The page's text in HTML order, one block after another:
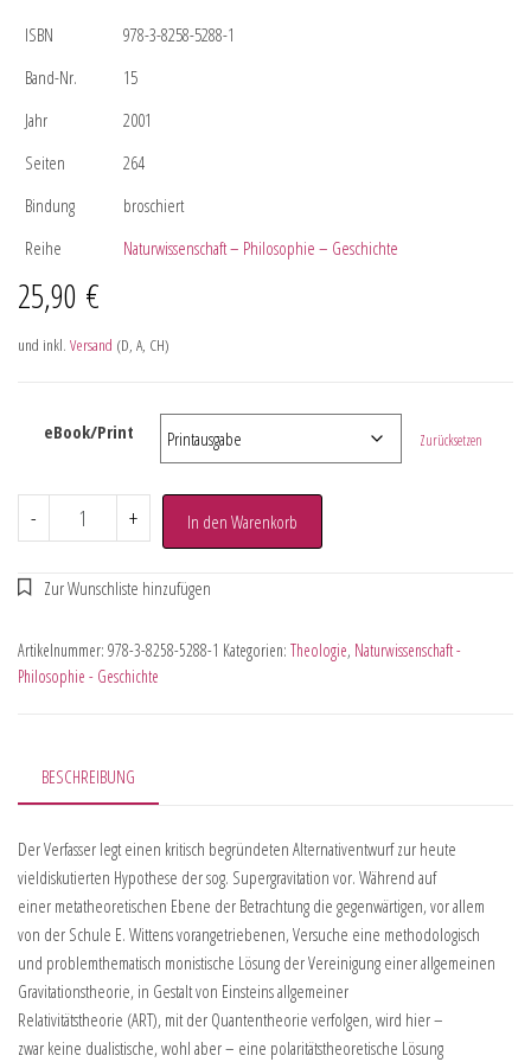
ISBN
978-3-8258-5288-1
Band-Nr.
15
Jahr
2001
Seiten
264
Bindung
broschiert
Reihe
Naturwissenschaft – Philosophie – Geschichte
25,90 €
und inkl. Versand (D, A, CH)
eBook/Print Zurücksetzen
- + In den Warenkorb
Artikelnummer: 978-3-8258-5288-1 Kategorien: Theologie, Naturwissenschaft -
Philosophie - Geschichte
BESCHREIBUNG
Der Verfasser legt einen kritisch begründeten Alternativentwurf zur heute
vieldiskutierten Hypothese der sog. Supergravitation vor. Während auf
einer metatheoretischen Ebene der Betrachtung die gegenwärtigen, vor allem
von der Schule E. Wittens vorangetriebenen, Versuche eine methodologisch
und problemthematisch monistische Lösung der Vereinigung einer allgemeinen
Gravitationstheorie, in Gestalt von Einsteins allgemeiner
Relativitätstheorie (ART), mit der Quantentheorie verfolgen, wird hier –
zwar keine dualistische, wohl aber – eine polaritätstheoretische Lösung